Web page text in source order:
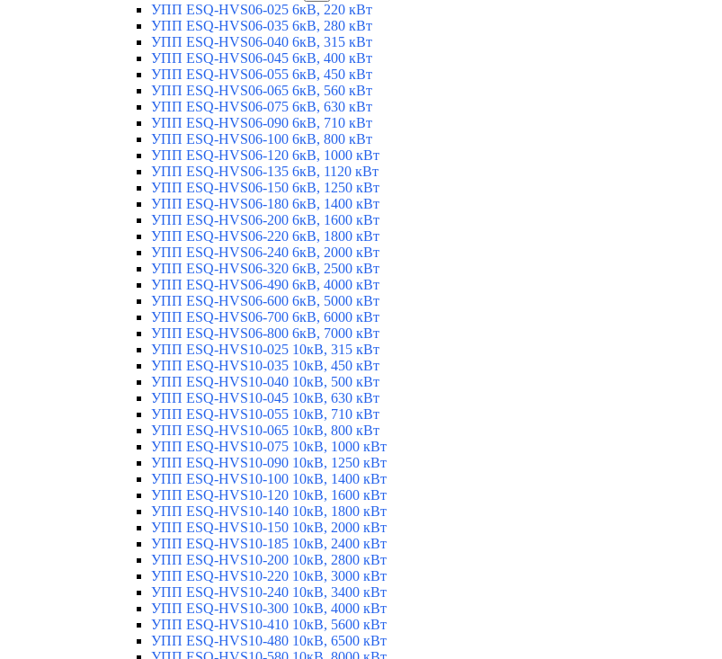
УПП ESQ-HVS06-025 6кВ, 220 кВт
УПП ESQ-HVS06-035 6кВ, 280 кВт
УПП ESQ-HVS06-040 6кВ, 315 кВт
УПП ESQ-HVS06-045 6кВ, 400 кВт
УПП ESQ-HVS06-055 6кВ, 450 кВт
УПП ESQ-HVS06-065 6кВ, 560 кВт
УПП ESQ-HVS06-075 6кВ, 630 кВт
УПП ESQ-HVS06-090 6кВ, 710 кВт
УПП ESQ-HVS06-100 6кВ, 800 кВт
УПП ESQ-HVS06-120 6кВ, 1000 кВт
УПП ESQ-HVS06-135 6кВ, 1120 кВт
УПП ESQ-HVS06-150 6кВ, 1250 кВт
УПП ESQ-HVS06-180 6кВ, 1400 кВт
УПП ESQ-HVS06-200 6кВ, 1600 кВт
УПП ESQ-HVS06-220 6кВ, 1800 кВт
УПП ESQ-HVS06-240 6кВ, 2000 кВт
УПП ESQ-HVS06-320 6кВ, 2500 кВт
УПП ESQ-HVS06-490 6кВ, 4000 кВт
УПП ESQ-HVS06-600 6кВ, 5000 кВт
УПП ESQ-HVS06-700 6кВ, 6000 кВт
УПП ESQ-HVS06-800 6кВ, 7000 кВт
УПП ESQ-HVS10-025 10кВ, 315 кВт
УПП ESQ-HVS10-035 10кВ, 450 кВт
УПП ESQ-HVS10-040 10кВ, 500 кВт
УПП ESQ-HVS10-045 10кВ, 630 кВт
УПП ESQ-HVS10-055 10кВ, 710 кВт
УПП ESQ-HVS10-065 10кВ, 800 кВт
УПП ESQ-HVS10-075 10кВ, 1000 кВт
УПП ESQ-HVS10-090 10кВ, 1250 кВт
УПП ESQ-HVS10-100 10кВ, 1400 кВт
УПП ESQ-HVS10-120 10кВ, 1600 кВт
УПП ESQ-HVS10-140 10кВ, 1800 кВт
УПП ESQ-HVS10-150 10кВ, 2000 кВт
УПП ESQ-HVS10-185 10кВ, 2400 кВт
УПП ESQ-HVS10-200 10кВ, 2800 кВт
УПП ESQ-HVS10-220 10кВ, 3000 кВт
УПП ESQ-HVS10-240 10кВ, 3400 кВт
УПП ESQ-HVS10-300 10кВ, 4000 кВт
УПП ESQ-HVS10-410 10кВ, 5600 кВт
УПП ESQ-HVS10-480 10кВ, 6500 кВт